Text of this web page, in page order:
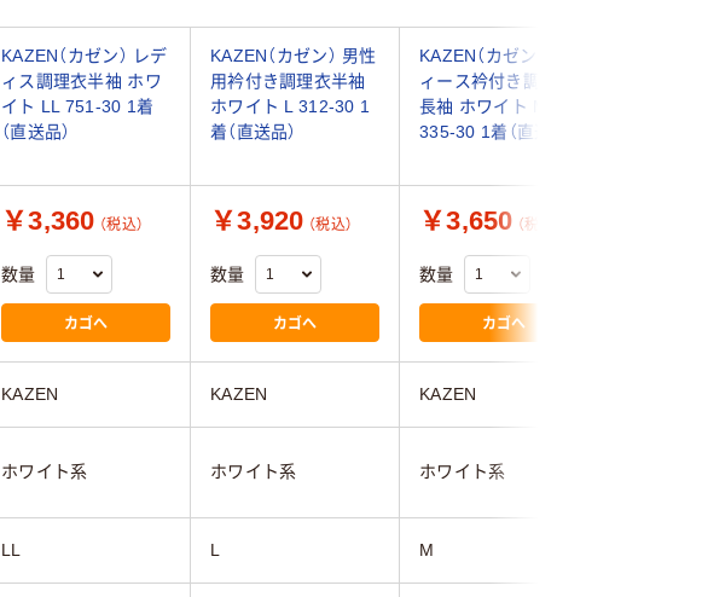
KAZEN（カゼン） レデ
ィス調理衣半袖 ホワ
イト LL 751-30 1着
（直送品）
KAZEN（カゼン） 男性
用衿付き調理衣半袖
ホワイト L 312-30 1
着（直送品）
KAZEN（カゼン）レデ
ィース衿付き調理衣
長袖 ホワイト M
335-30 1着（直送品）
￥3,360 （税込）
数量
カゴへ
￥3,920 （税込）
数量
カゴへ
￥3,650 （税込）
数量
カゴへ
KAZEN KAZEN KAZEN
ホワイト系 ホワイト系 ホワイト系
LL L M